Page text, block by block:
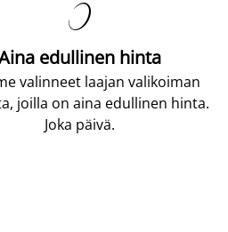

edullinen hinta
valinneet laajan valikoiman
joilla on aina edullinen hinta.
Joka päivä.